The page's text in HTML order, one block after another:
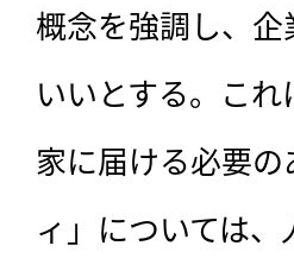
概念を強調し、
いいとする。こ
家に届ける必要
ィ」については